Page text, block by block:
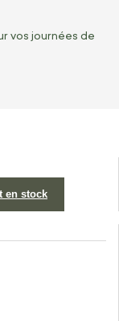
vos journées de
en stock